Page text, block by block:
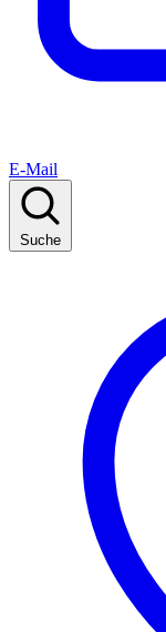
E-Mail
Suche